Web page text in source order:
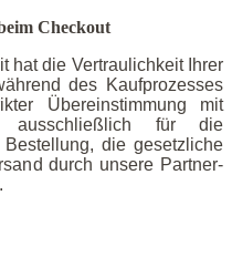
Checkout
hat die Vertraulichkeit Ihrer
des Kaufprozesses
Übereinstimmung mit
ausschließlich für die
die gesetzliche
durch unsere Partner-